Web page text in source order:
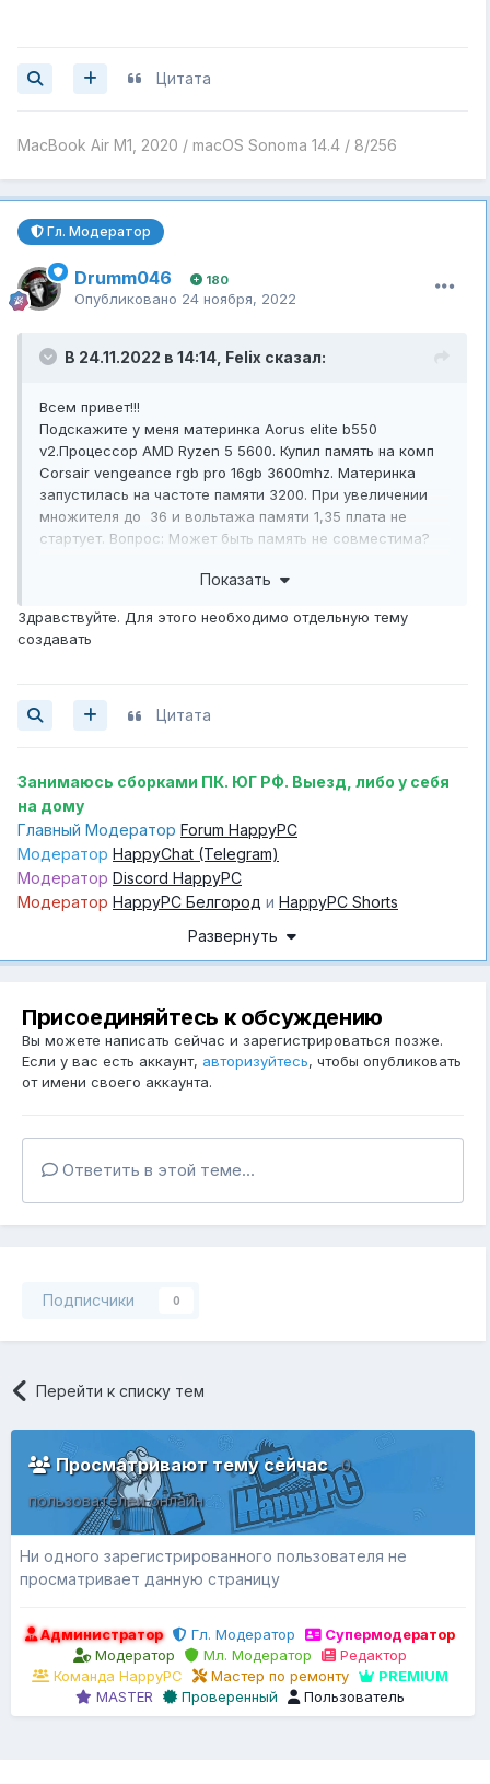
Цитата
MacBook Air M1, 2020 / macOS Sonoma 14.4 / 8/256
Гл. Модератор
Drumm046 180
Опубликовано 24 ноября, 2022
В 24.11.2022 в 14:14, Felix сказал:
Всем привет!!!
Подскажите у меня материнка Aorus elite b550
v2.Процессор AMD Ryzen 5 5600. Купил память на комп
Corsair vengeance rgb pro 16gb 3600mhz. Материнка
запустилась на частоте памяти 3200. При увеличении
множителя до 36 и вольтажа памяти 1,35 плата не
стартует. Вопрос: Может быть память не совместима?
Показать
Здравствуйте. Для этого необходимо отдельную тему
создавать
Цитата
Занимаюсь сборками ПК. ЮГ РФ. Выезд, либо у себя
на дому
Главный Модератор Forum HappyPC
Модератор HappyChat (Telegram)
Модератор Discord HappyPC
Модератор HappyPC Белгород и HappyPC Shorts
Передать привет (или донат
Развернуть
Присоединяйтесь к обсуждению
Вы можете написать сейчас и зарегистрироваться позже.
Если у вас есть аккаунт, авторизуйтесь, чтобы опубликовать
от имени своего аккаунта.
Ответить в этой теме...
Подписчики 0
Перейти к списку тем
Просматривают тему сейчас0
пользователей онлайн
Ни одного зарегистрированного пользователя не
просматривает данную страницу
Администратор Гл. Модератор
Супермодератор
Модератор
Мл. Модератор
Редактор
Команда HappyPC
Мастер по ремонту
PREMIUM
MASTER
Проверенный Пользователь